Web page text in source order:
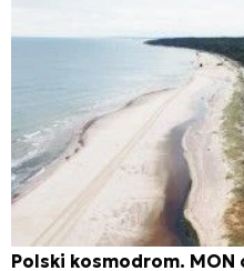
Polski kosmodrom. MON